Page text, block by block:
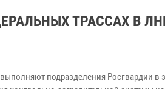
ТРАССАХ В
подразделения Росгвардии в